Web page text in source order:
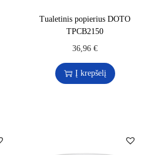
Tualetinis popierius DOTO
TPCB2150
36,96€
Į krepšelį